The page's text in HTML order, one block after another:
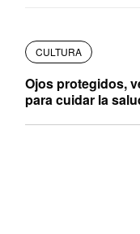
CULTURA
Ojos protegidos,
para cuidar la